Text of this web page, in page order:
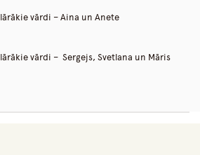
vārdi – Aina un Anete
vārdi – Sergejs, Svetlana un Māris